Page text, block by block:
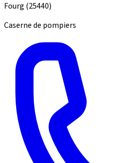
Fourg (25440)
Caserne de pompiers